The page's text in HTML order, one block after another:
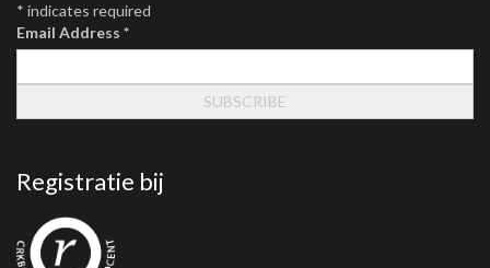
* indicates required
Email Address *
Registratie bij